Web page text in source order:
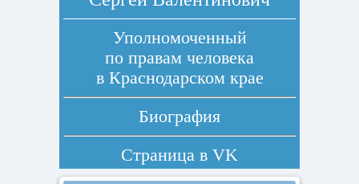
Уполномоченный
по правам человека
в Краснодарском крае
Биография
Страница в VK